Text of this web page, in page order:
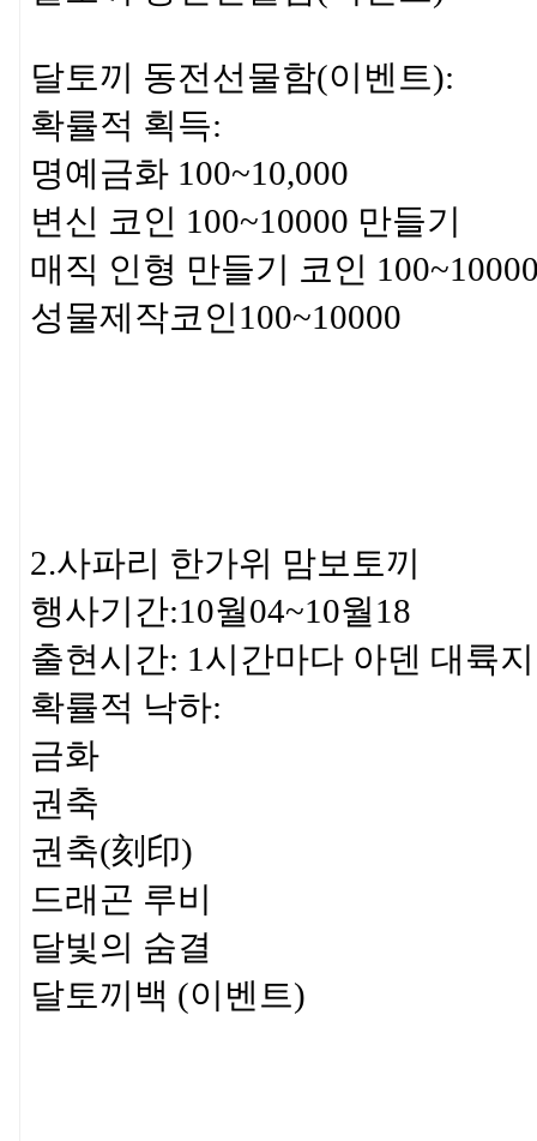
달토끼 동전선물함(이벤트):
확률적 획득:
명예금화 100~10,000
변신 코인 100~10000 만들기
매직 인형 만들기 코인
성물제작코인100~10000
2.사파리 한가위 맘보토끼
행사기간:10월04~10월18
출현시간: 1시간마다 아덴 대륙
확률적 낙하:
금화
권축
권축(刻印)
드래곤 루비
달빛의 숨결
달토끼백 (이벤트)